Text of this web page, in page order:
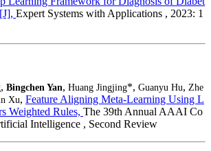
Expert Systems with Applications , 2023: 1
, Bingchen Yan, Huang Jingjing*, Guanyu Hu, Zhe
Xu, Feature Aligning Meta-Learning Using L
Weighted Rules, The 39th Annual AAAI Co
Intelligence , Second Review